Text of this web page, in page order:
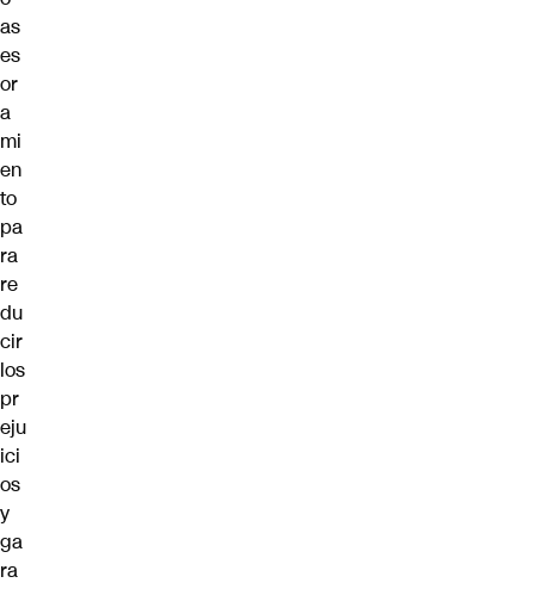
as
es
or
a
mi
en
to
pa
ra
re
du
cir
los
pr
eju
ici
os
y
ga
ra